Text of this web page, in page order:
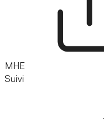
MHE
Suivi